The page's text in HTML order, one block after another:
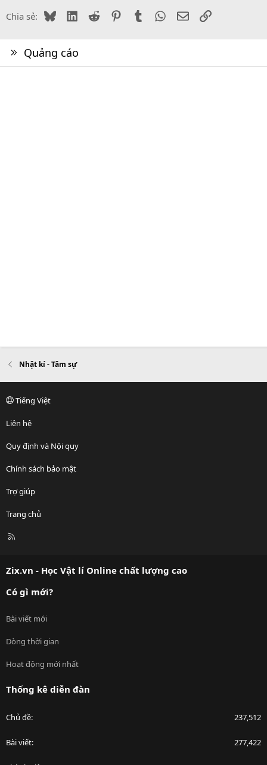
Chia sẻ: BlueskyLinkedIn
Reddit PinterestTumblr WhatsApp
EmailLink
Quảng cáo
Nhật kí - Tâm sự
Tiếng Việt
Liên hệ
Quy định và Nội quy
Chính sách bảo mật
Trợ giúp
Trang chủ
R
Zix.vn - Học Vật lí Online chất lượng cao
Có gì mới?
Bài viết mới
Dòng thời gian
Hoạt động mới nhất
Thống kê diễn đàn
Chủ đề 237,512
Bài viết 277,422